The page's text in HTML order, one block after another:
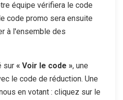
équipe vérifiera le code
code promo sera ensuite
à l'ensemble des
sur « Voir le code », une
le code de réduction. Une
en votant : cliquez sur le